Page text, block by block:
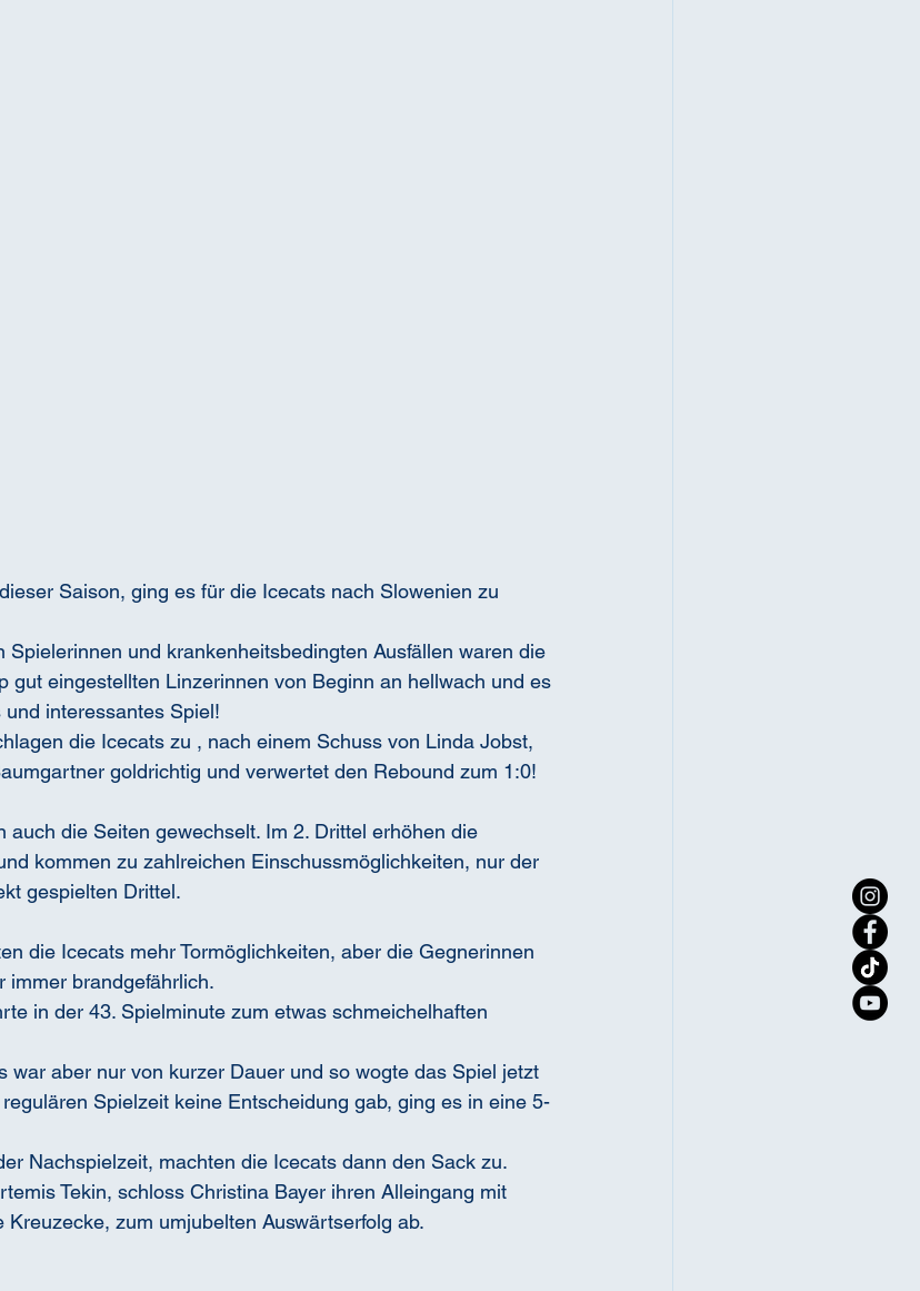
Saison, ging es für die Icecats nach Slowenien zu
Spielerinnen und krankenheitsbedingten Ausfällen waren die
gut eingestellten Linzerinnen von Beginn an hellwach und es
interessantes Spiel!
die Icecats zu , nach einem Schuss von Linda Jobst,
goldrichtig und verwertet den Rebound zum 1:0!
auch die Seiten gewechselt. Im 2. Drittel erhöhen die
kommen zu zahlreichen Einschussmöglichkeiten, nur der
gespielten Drittel.
die Icecats mehr Tormöglichkeiten, aber die Gegnerinnen
immer brandgefährlich.
in der 43. Spielminute zum etwas schmeichelhaften
war aber nur von kurzer Dauer und so wogte das Spiel jetzt
Spielzeit keine Entscheidung gab, ging es in eine 5-
Nachspielzeit, machten die Icecats dann den Sack zu.
Tekin, schloss Christina Bayer ihren Alleingang mit
zum umjubelten Auswärtserfolg ab.